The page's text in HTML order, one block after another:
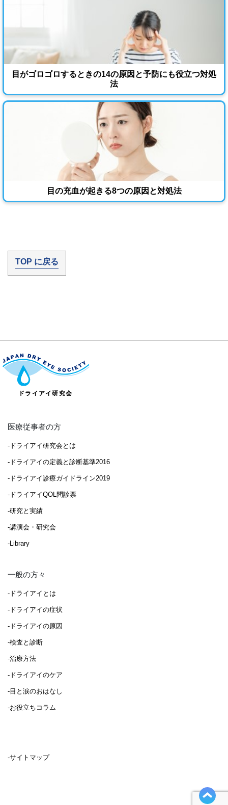
目がゴロゴロするときの14の原因と予防にも役立つ対処
法
目の充血が起きる8つの原因と対処法
TOP に戻る
医療従事者の方
-ドライアイ研究会とは
-ドライアイの定義と診断基準2016
-ドライアイ診療ガイドライン2019
-ドライアイQOL問診票
-研究と実績
-講演会・研究会
-Library
一般の方々
-ドライアイとは
-ドライアイの症状
-ドライアイの原因
-検査と診断
-治療方法
-ドライアイのケア
-目と涙のおはなし
-お役立ちコラム
-サイトマップ